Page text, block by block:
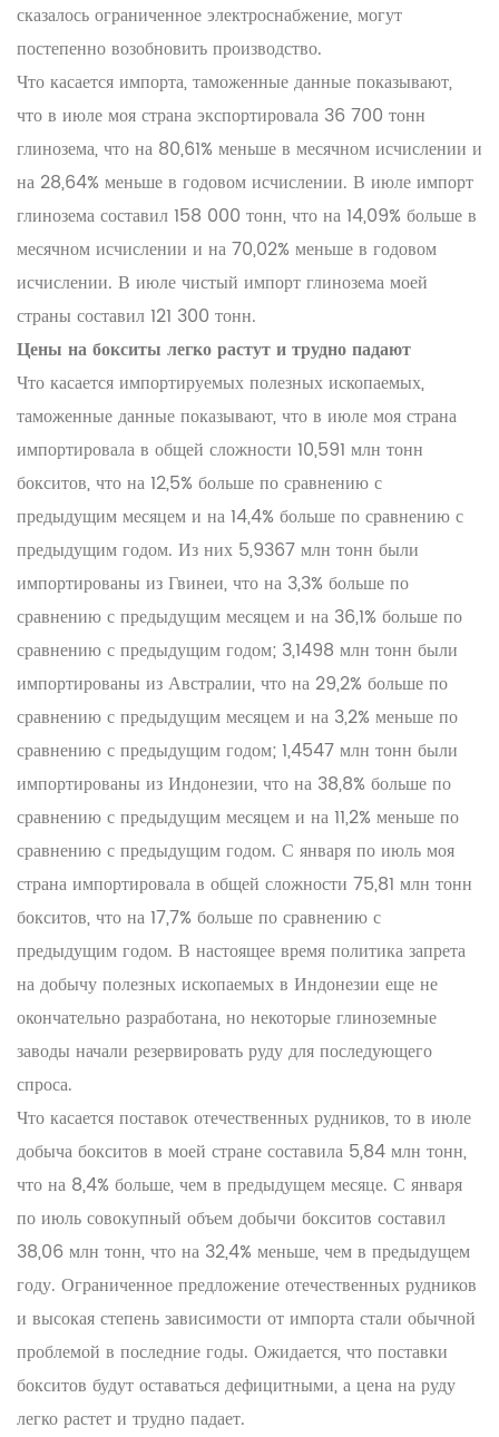
сказалось ограниченное электроснабжение, могут
постепенно возобновить производство.
Что касается импорта, таможенные данные показывают,
что в июле моя страна экспортировала 36 700 тонн
глинозема, что на 80,61% меньше в месячном исчислении и
на 28,64% меньше в годовом исчислении. В июле импорт
глинозема составил 158 000 тонн, что на 14,09% больше в
месячном исчислении и на 70,02% меньше в годовом
исчислении. В июле чистый импорт глинозема моей
страны составил 121 300 тонн.
Цены на бокситы легко растут и трудно падают
Что касается импортируемых полезных ископаемых,
таможенные данные показывают, что в июле моя страна
импортировала в общей сложности 10,591 млн тонн
бокситов, что на 12,5% больше по сравнению с
предыдущим месяцем и на 14,4% больше по сравнению с
предыдущим годом. Из них 5,9367 млн тонн были
импортированы из Гвинеи, что на 3,3% больше по
сравнению с предыдущим месяцем и на 36,1% больше по
сравнению с предыдущим годом; 3,1498 млн тонн были
импортированы из Австралии, что на 29,2% больше по
сравнению с предыдущим месяцем и на 3,2% меньше по
сравнению с предыдущим годом; 1,4547 млн тонн были
импортированы из Индонезии, что на 38,8% больше по
сравнению с предыдущим месяцем и на 11,2% меньше по
сравнению с предыдущим годом. С января по июль моя
страна импортировала в общей сложности 75,81 млн тонн
бокситов, что на 17,7% больше по сравнению с
предыдущим годом. В настоящее время политика запрета
на добычу полезных ископаемых в Индонезии еще не
окончательно разработана, но некоторые глиноземные
заводы начали резервировать руду для последующего
спроса.
Что касается поставок отечественных рудников, то в июле
добыча бокситов в моей стране составила 5,84 млн тонн,
что на 8,4% больше, чем в предыдущем месяце. С января
по июль совокупный объем добычи бокситов составил
38,06 млн тонн, что на 32,4% меньше, чем в предыдущем
году. Ограниченное предложение отечественных рудников
и высокая степень зависимости от импорта стали обычной
проблемой в последние годы. Ожидается, что поставки
бокситов будут оставаться дефицитными, а цена на руду
легко растет и трудно падает.